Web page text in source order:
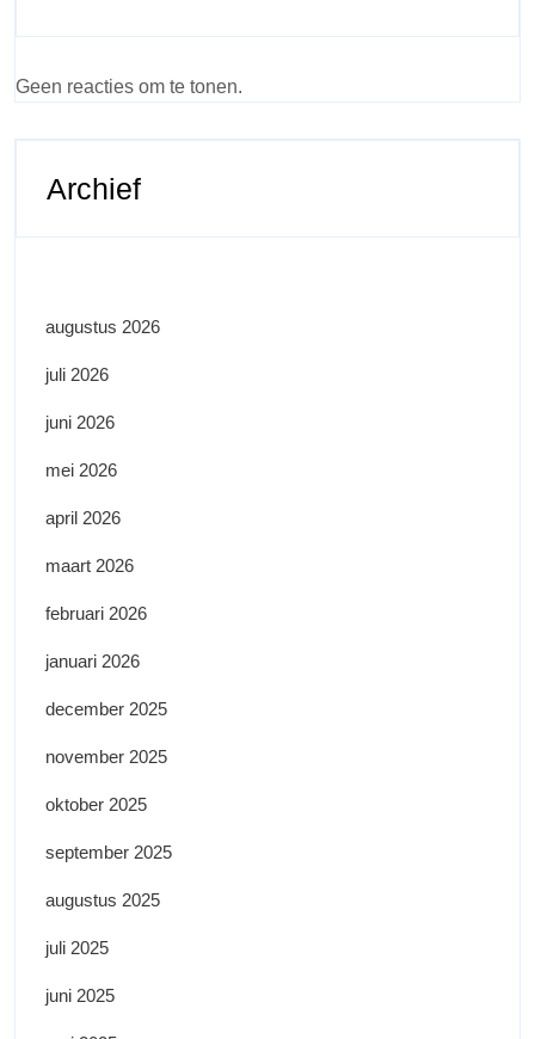
Geen reacties om te tonen.
Archief
augustus 2026
juli 2026
juni 2026
mei 2026
april 2026
maart 2026
februari 2026
januari 2026
december 2025
november 2025
oktober 2025
september 2025
augustus 2025
juli 2025
juni 2025